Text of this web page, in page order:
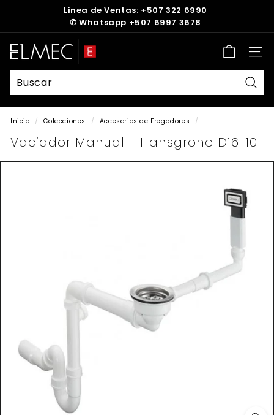
diapositivas
pausa
Línea de Ventas: +507 322 6990
✆ Whatsapp +507 6997 3678
E
L
M
E
C
Inicio / Colecciones / Accesorios de Fregadores /
Vaciador Manual - Hansgrohe D16-10